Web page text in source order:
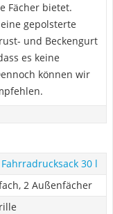
Fächer bietet.
gepolsterte
und Beckengurt
es keine
können wir
30 l
2 Außenfächer